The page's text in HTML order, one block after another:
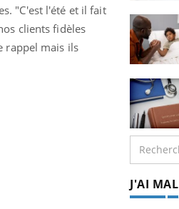
"C'est l'été et il fait
clients fidèles
rappel mais ils
J'AI MAL